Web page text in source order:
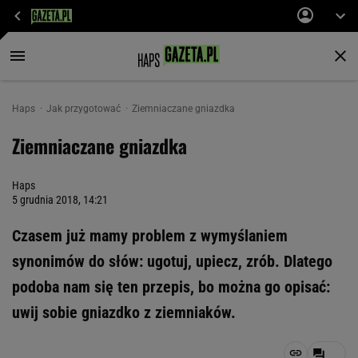
Haps Jak przygotować Ziemniaczane gniazdka
Ziemniaczane gniazdka
Haps
5 grudnia 2018, 14:21
Czasem już mamy problem z wymyślaniem
synonimów do słów: ugotuj, upiecz, zrób. Dlatego
podoba nam się ten przepis, bo można go opisać:
uwij sobie gniazdko z ziemniaków.